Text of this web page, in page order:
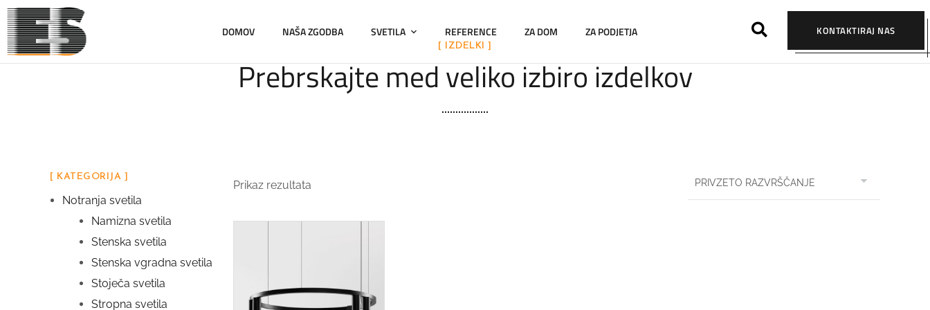
DOMOV NAŠA ZGODBA SVETILA REFERENCE ZA DOM ZA PODJETJA KONTAKTIRAJ NAS
[ IZDELKI ]
Prebrskajte med veliko izbiro izdelkov
[ KATEGORIJA ]
Notranja svetila
Namizna svetila
Stenska svetila
Stenska vgradna svetila
Stoječa svetila
Stropna svetila
Prikaz rezultata